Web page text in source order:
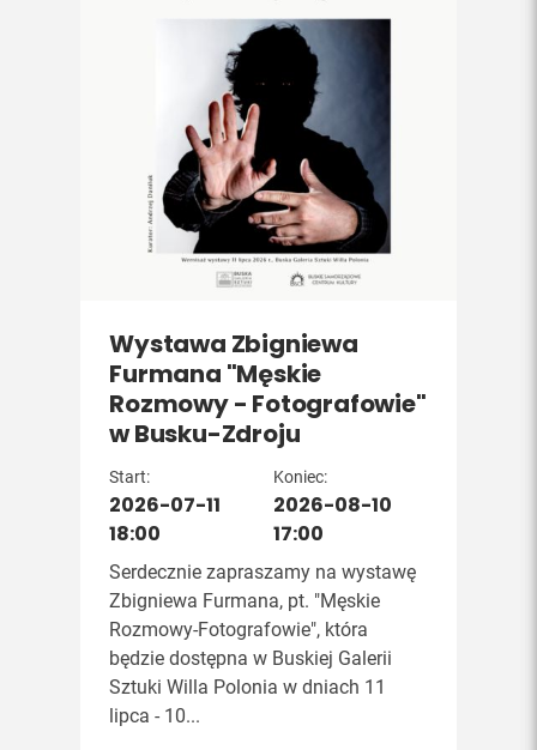
Wystawa Zbigniewa
Furmana "Męskie
Rozmowy - Fotografowie"
w Busku-Zdroju
Start:
2026-07-11
18:00
Koniec:
2026-08-10
17:00
Serdecznie zapraszamy na wystawę
Zbigniewa Furmana, pt. "Męskie
Rozmowy-Fotografowie", która
będzie dostępna w Buskiej Galerii
Sztuki Willa Polonia w dniach 11
lipca - 10...